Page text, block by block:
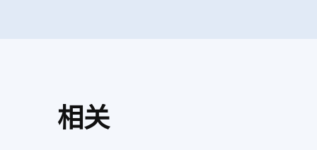
相关